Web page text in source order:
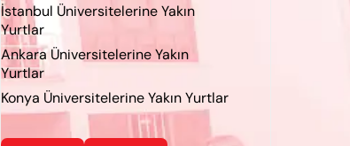
İstanbul Üniversitelerine Yakın
Yurtlar
Ankara Üniversitelerine Yakın
Yurtlar
Konya Üniversitelerine Yakın Yurtlar